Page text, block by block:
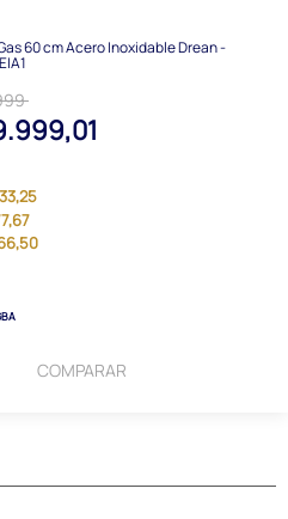
60 cm Acero Inoxidable Drean -
COMPARAR